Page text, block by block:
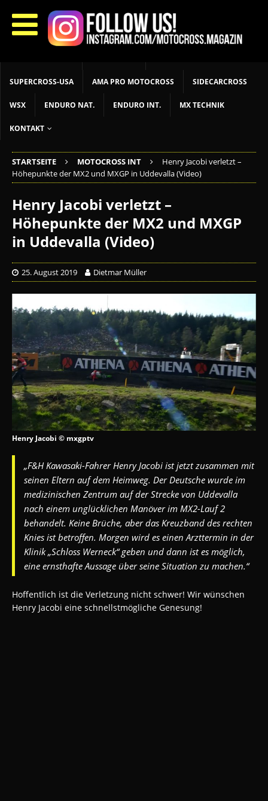
START LIVETIMING MX NEWS MX YOUTH
MX WOMEN MXGP ADAC MX MASTERS MOTOCROSS INT
SUPERCROSS-USA AMA PRO MOTOCROSS SIDECARCROSS
WSX ENDURO NAT. ENDURO INT. MX TECHNIK
KONTAKT
STARTSEITE MOTOCROSS INT
Henry Jacobi verletzt –
Höhepunkte der MX2 und MXGP in Uddevalla (Video)
Henry Jacobi verletzt –
Höhepunkte der MX2 und MXGP
in Uddevalla (Video)
25. August 2019 Dietmar Müller
Henry Jacobi © mxgptv
„F&H Kawasaki-Fahrer Henry Jacobi ist jetzt zusammen mit
seinen Eltern auf dem Heimweg. Der Deutsche wurde im
medizinischen Zentrum auf der Strecke von Uddevalla
nach einem unglücklichen Manöver im MX2-Lauf 2
behandelt. Keine Brüche, aber das Kreuzband des rechten
Knies ist betroffen. Morgen wird es einen Arzttermin in der
Klinik „Schloss Werneck“ geben und dann ist es möglich,
eine ernsthafte Aussage über seine Situation zu machen.“
Hoffentlich ist die Verletzung nicht schwer! Wir wünschen
Henry Jacobi eine schnellstmögliche Genesung!